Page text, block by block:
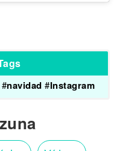
#navidad #Instagram